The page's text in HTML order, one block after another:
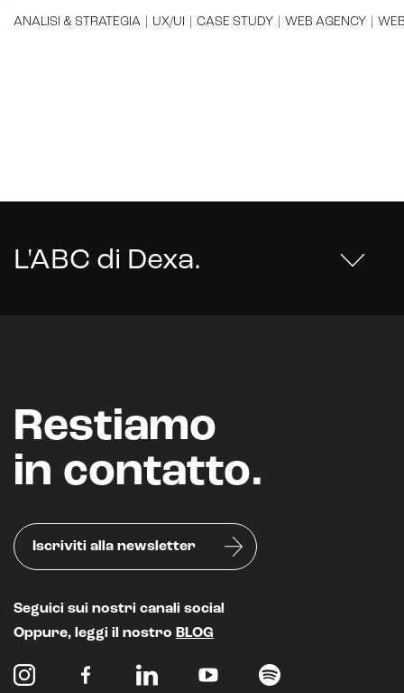
ANALISI & STRATEGIA UX/UI CASE STUDY WEB AGENCY
L'ABC di Dexa.
Restiamo
in contatto.
Iscriviti alla newsletter
Seguici sui nostri canali social
Oppure, leggi il nostro BLOG